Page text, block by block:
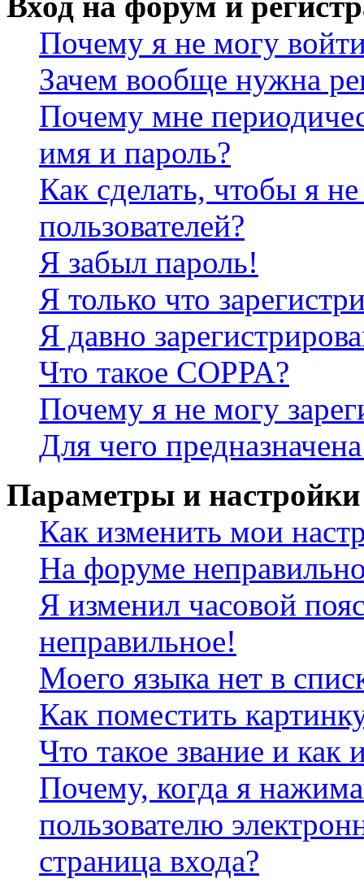
Почему я не могу
Зачем вообще нужна
Почему мне
имя и пароль?
Как сделать, чтобы я
пользователей?
Я забыл пароль!
Я только что
Я давно
Что такое COPPA?
Почему я не могу
Для чего
Параметры и настройки
Как изменить мои
На форуме
Я изменил часовой
неправильное!
Моего языка нет в
Как поместить
Что такое звание и как
Почему, когда я
пользователю
страница входа?